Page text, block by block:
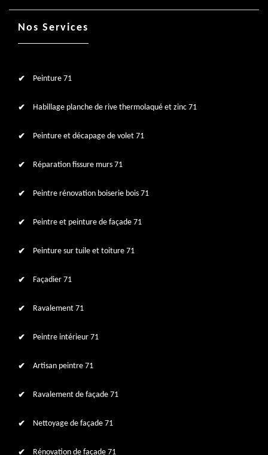
Nos Services
Peinture 71
Habillage planche de rive thermolaqué et zinc 71
Peinture et décapage de volet 71
Réparation fissure murs 71
Peintre rénovation boiserie bois 71
Peintre et peinture de façade 71
Peinture sur tuile et toiture 71
Façadier 71
Ravalement 71
Peintre intérieur 71
Artisan peintre 71
Ravalement de façade 71
Nettoyage de façade 71
Rénovation de façade 71